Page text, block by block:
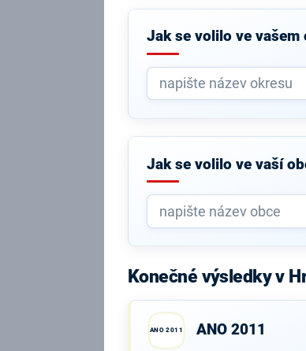
Jak se volilo ve vašem
Jak se volilo ve vaší
Konečné výsledky v
ANO 2011 ANO 2011